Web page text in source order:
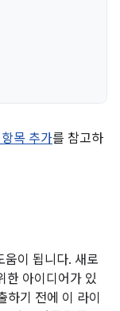
목 추가를 참고하
이 됩니다. 새로
한 아이디어가 있
기 전에 이 라이